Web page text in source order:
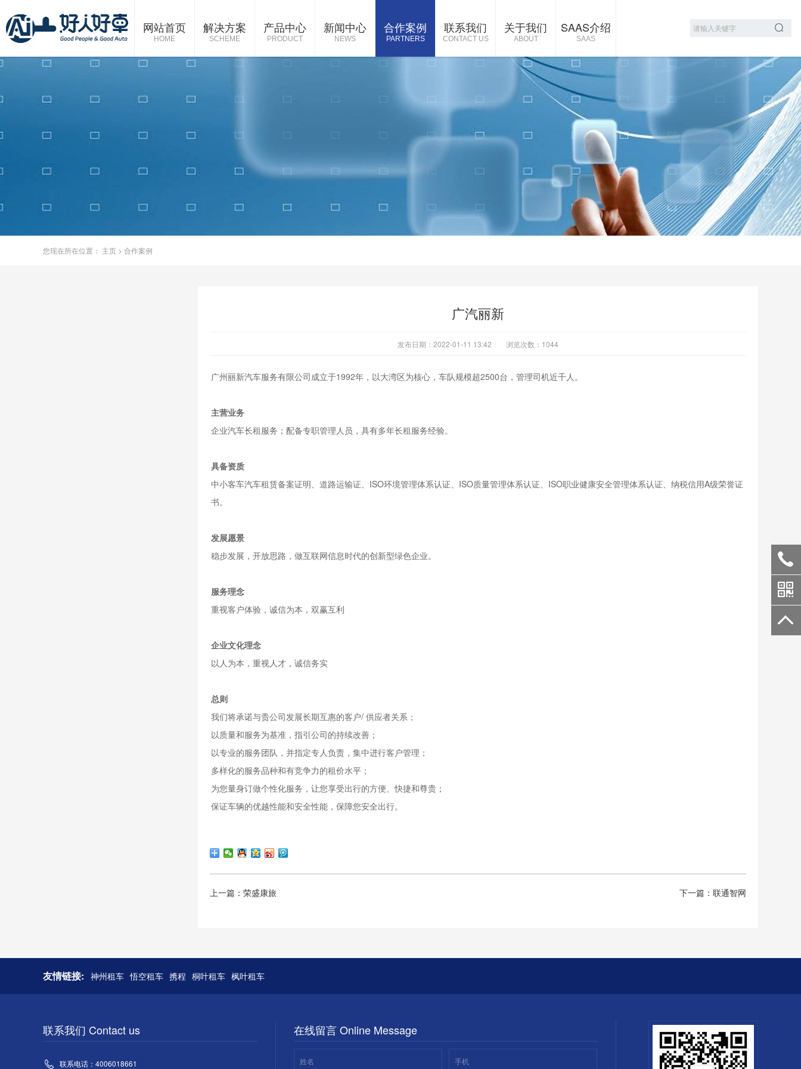
网站首页
HOME
解决方案
SCHEME
产品中心
PRODUCT
新闻中心
NEWS
合作案例
PARTNERS
联系我们
CONTACT US
关于我们
ABOUT
SAAS介绍
SAAS
您现在所在位置： 主页 > 合作案例
广汽丽新
发布日期：2022-01-11 13:42 浏览次数： 1044
广州丽新汽车服务有限公司成立于1992年，以大湾区为核心，车队规模超2500台，管理司机近千人。
主营业务
企业汽车长租服务；配备专职管理人员，具有多年长租服务经验。
具备资质
中小客车汽车租赁备案证明、道路运输证、ISO环境管理体系认证、ISO质量管理体系认证、ISO职业健康安全管理体系认证、纳税信用A级荣誉证
书。
发展愿景
稳步发展，开放思路，做互联网信息时代的创新型绿色企业。
服务理念
重视客户体验，诚信为本，双赢互利
企业文化理念
以人为本，重视人才，诚信务实
总则
我们将承诺与贵公司发展长期互惠的客户/ 供应者关系；
以质量和服务为基准，指引公司的持续改善；
以专业的服务团队，并指定专人负责，集中进行客户管理；
多样化的服务品种和有竞争力的租价水平；
为您量身订做个性化服务，让您享受出行的方便、快捷和尊贵；
保证车辆的优越性能和安全性能，保障您安全出行。
上一篇：荣盛康旅 下一篇：联通智网
友情链接: 神州租车 悟空租车 携程 桐叶租车 枫叶租车
联系我们 Contact us
联系电话：4006018661
在线留言 Online Message
姓名 手机